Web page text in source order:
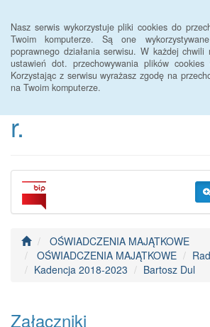
Nasz serwis wykorzystuje pliki cookies do
Twoim komputerze. Są one
poprawnego działania serwisu. W każdej chwili
ustawień dot. przechowywania plików cookies
Korzystając z serwisu wyrażasz zgodę na
na Twoim komputerze.
BIP Urzędu
Janowice Wielkie
r.
OŚWIADCZENIA MAJĄTKOWE
OŚWIADCZENIA MAJĄTKOWE
Kadencja 2018-2023
Bartosz Dul
Załączniki